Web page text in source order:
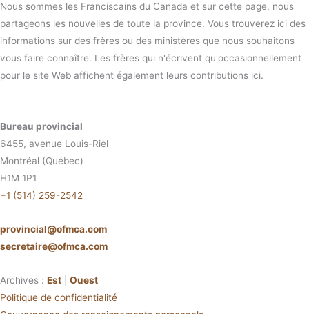
Nous sommes les Franciscains du Canada et sur cette page, nous
partageons les nouvelles de toute la province. Vous trouverez ici des
informations sur des frères ou des ministères que nous souhaitons
vous faire connaître. Les frères qui n'écrivent qu'occasionnellement
pour le site Web affichent également leurs contributions ici.
Bureau provincial
6455, avenue Louis-Riel
Montréal (Québec)
H1M 1P1
+1 (514) 259-2542
provincial@ofmca.com
secretaire@ofmca.com
Archives : Est
Ouest
Politique de confidentialité